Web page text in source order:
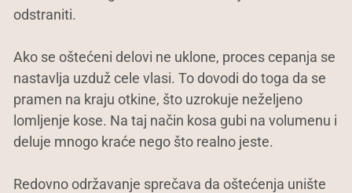
odstraniti.
Ako se oštećeni delovi ne uklone, proces cepanja se
nastavlja uzduž cele vlasi. To dovodi do toga da se
pramen na kraju otkine, što uzrokuje neželjeno
lomljenje kose. Na taj način kosa gubi na volumenu i
deluje mnogo kraće nego što realno jeste.
Redovno održavanje sprečava da oštećenja unište